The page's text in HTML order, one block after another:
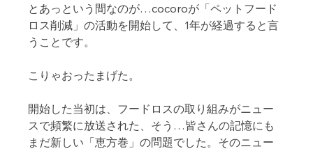
とあっという間なのが…cocoroが「ペットフード
ロス削減」の活動を開始して、1年が経過すると言
うことです。
こりゃおったまげた。
開始した当初は、フードロスの取り組みがニュー
スで頻繁に放送された、そう…皆さんの記憶にも
まだ新しい「恵方巻」の問題でした。そのニュー